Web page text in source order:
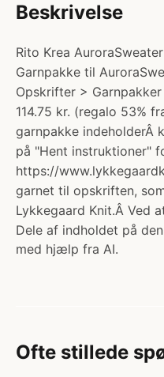
Beskrivelse
Rito Krea
Garnpakke til
Opskrifter >
114.75 kr. (regalo 53%
garnpakke indeholderÂ
på "Hent instruktioner"
https://
garnet til opskriften,
Lykkegaard Knit.Â Ved
Dele af indholdet på
med hjælp fra AI.
Ofte stillede